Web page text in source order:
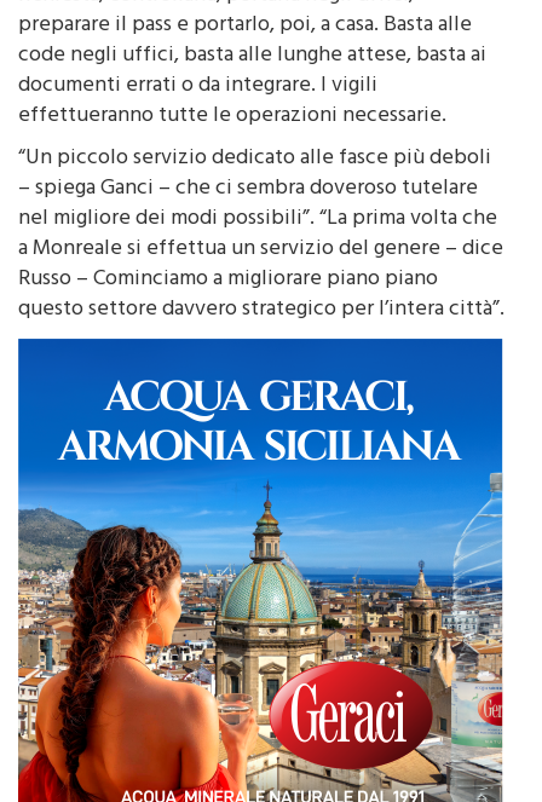
richiesta, controllarla, portarla negli uffici,
preparare il pass e portarlo, poi, a casa. Basta alle
code negli uffici, basta alle lunghe attese, basta ai
documenti errati o da integrare. I vigili
effettueranno tutte le operazioni necessarie.
“Un piccolo servizio dedicato alle fasce più deboli
– spiega Ganci – che ci sembra doveroso tutelare
nel migliore dei modi possibili”. “La prima volta che
a Monreale si effettua un servizio del genere – dice
Russo – Cominciamo a migliorare piano piano
questo settore davvero strategico per l’intera città”.